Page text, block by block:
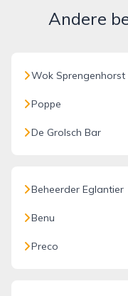
Andere
Wok Sprengenhorst
Poppe
De Grolsch Bar
Beheerder Eglantier
Benu
Preco